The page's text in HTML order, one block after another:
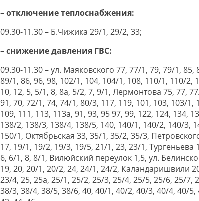
– отключение теплоснабжения:
09.30-11.30 – Б.Чижика 29/1, 29/2, 33;
– снижение давления ГВС:
09.30-11.30 – ул. Маяковского 77, 77/1, 79, 79/1, 85,
89/1, 86, 96, 98, 102/1, 104, 104/1, 108, 110/1, 110/
10, 12, 5, 5/1, 8, 8а, 5/2, 7, 9/1, Лермонтова 75, 77,
91, 70, 72/1, 74, 74/1, 80/3, 117, 119, 101, 103, 103/1,
109, 111, 113, 113а, 91, 93, 95 97, 99, 122, 124, 134,
138/2, 138/3, 138/4, 138/5, 140, 140/1, 140/2, 140/3,
150/1, Октябрьская 33, 35/1, 35/2, 35/3,
17, 19/1, 19/2, 19/3, 19/5, 21/1, 23, 23/1, Тургеньева
6, 6/1, 8, 8/1, Вилюйский переулок 1,5, ул.
19, 20, 20/1, 20/2, 24, 24/1, 24/2, Каландаришвили
23/4, 25, 25а, 25/1, 25/2, 25/3, 25/4, 25/5, 25/6, 25/7,
38/3, 38/4, 38/5, 38/6, 40, 40/1, 40/2, 40/3, 40/4, 40/